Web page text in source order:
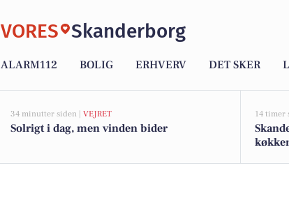
VORES Skanderborg
ALARM112 BOLIG ERHVERV DET SKER
34 minutter siden | VEJRET
Solrigt i dag, men vinden bider
14 timer